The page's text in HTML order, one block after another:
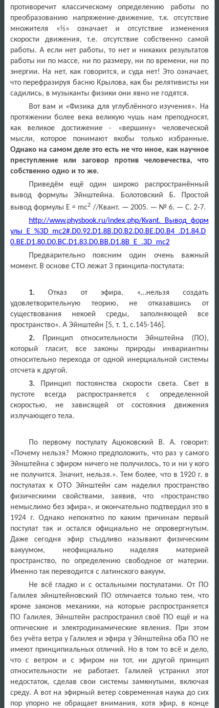
противоречит классическому определению работы по
преобразованию напряжение-движение, т.к. отсутствие
множителя «½» означает и отсутствие изменения
скорости движения, т.е. отсутствие собственно самой
работы. А если нет работы, то нет и никаких результатов
работы ни по массе, ни по размеру, ни по времени, ни по
энергии. На нет, как говорится, и суда нет! Это означает,
что перефразируя басню Крылова, как бы релятивисты ни
садились, в музыканты физики они явно не годятся.
Вот вам и «Физика для углублённого изучения». На
протяжении более века великую чушь нам преподносят,
как великое достижение - «вершину» человеческой
мысли, которое понимают якобы только избранные.
Однако на самом деле это есть не что иное, как научное
преступление или заговор против человечества, что
собственно одно и то же.
Приведём ещё один широко распространённый
вывод формулы Эйнштейна. Болотовский Б. Простой
вывод формулы E = mc2 //Квант. — 2005. — № 6. — С. 2-7.
http://www.physbook.ru/index.php/Kvant._Вывод_форм
улы_E_%3D_mc2#.D0.92.D1.8B.D0.B2.D0.BE.D0.B4_.D1.84.D
0.BE.D1.80.D0.BC.D1.83.D0.BB.D1.8B_E_.3D_mc2
Предварительно поясним один очень важный
момент. В основе СТО лежат 3 принципа-постулата:
1.Отказ от эфира.
«…нельзя создать
удовлетворительную теорию, не отказавшись от
существования некоей среды, заполняющей все
пространство». А Эйнштейн
[5, т. 1, с.145-146] .
2.Принцип относительности Эйнштейна (ПО),
который гласит, все законы природы инвариантны
относительно перехода от одной инерциальной системы
отсчета к другой.
3.Принцип постоянства скорости света. Свет в
пустоте всегда распространяется с определенной
скоростью, не зависящей от состояния движения
излучающего тела.
По первому постулату Ацюковский В. А. говорит:
«Почему нельзя? Можно предположить, что раз у самого
Эйнштейна с эфиром ничего не получилось, то и ни у кого
не получится. Значит, нельзя.». Тем более, что в 1920 г. в
постулатах к ОТО Эйнштейн сам наделил пространство
физическими свойствами, заявив, что «пространство
немыслимо без эфира», и окончательно подтвердил это в
1924 г. Однако непонятно по каким причинам первый
постулат так и остался официально не опровергнутым.
Даже сегодня эфир стыдливо называют физическим
вакуумом, неофициально наделяя материей
пространство, по определению свободное от материи.
Именно так переводится с латинского вакуум.
Не всё гладко и с остальными постулатами. От ПО
Галилея эйнштейновский ПО отличается только тем, что
кроме законов механики, на которые распространяется
ПО Галилея, Эйнштейн распространил своё ПО ещё и на
оптические и электродинамические явления. При этом
без учёта ветра у Галилея и эфира у Эйнштейна оба ПО не
имеют принципиальных отличий. Но в том то всё и дело,
что с ветром и с эфиром ни тот, ни другой принцип
относительности не работает. Галилей устранил этот
недостаток, сделав свои системы замкнутыми, включая
среду. А вот на эфирный ветер современная наука до сих
пор упорно не обращает внимания, хотя эфир, в конце